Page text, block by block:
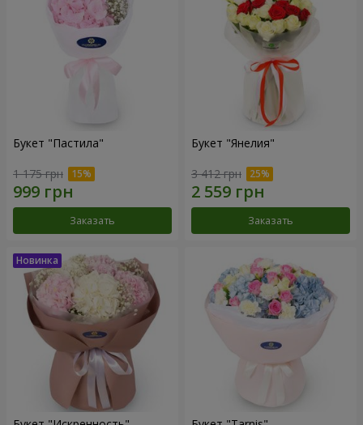
Букет "Пастила"
1 175 грн
Заказать
Букет "Янелия"
3 412 грн
Заказать